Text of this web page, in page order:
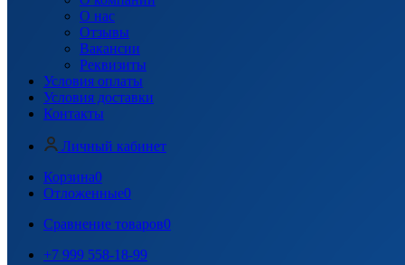
О нас
Отзывы
Вакансии
Реквизиты
Условия оплаты
Условия доставки
Контакты
Личный кабинет
Корзина0
Отложенные0
Сравнение товаров0
+7 999 558-18-99